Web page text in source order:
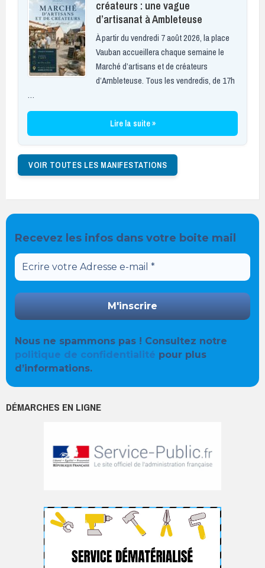
créateurs : une vague
d’artisanat à Ambleteuse
À partir du vendredi 7 août 2026, la place
Vauban accueillera chaque semaine le
Marché d’artisans et de créateurs
d’Ambleteuse. Tous les vendredis, de 17h
…
Lire la suite »
VOIR TOUTES LES MANIFESTATIONS
Recevez les infos dans votre boite mail
Nous ne spammons pas ! Consultez notre
politique de confidentialité pour plus
d’informations.
DÉMARCHES EN LIGNE